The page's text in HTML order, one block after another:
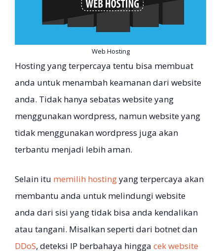
Web Hosting
Hosting yang terpercaya tentu bisa membuat
anda untuk menambah keamanan dari website
anda. Tidak hanya sebatas website yang
menggunakan wordpress, namun website yang
tidak menggunakan wordpress juga akan
terbantu menjadi lebih aman.
Selain itu memilih hostingyang terpercaya akan
membantu anda untuk melindungi website
anda dari sisi yang tidak bisa anda kendalikan
atau tangani. Misalkan seperti dari botnet dan
DDoS, deteksi IP berbahaya hingga cek website